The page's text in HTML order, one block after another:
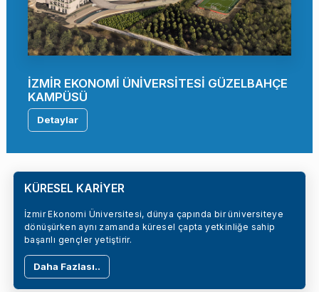
İZMİR EKONOMİ ÜNİVERSİTESİ GÜZELBAHÇE
KAMPÜSÜ
Detaylar
KÜRESEL KARİYER
İzmir Ekonomi Üniversitesi, dünya çapında bir üniversiteye
dönüşürken aynı zamanda küresel çapta yetkinliğe sahip
başarılı gençler yetiştirir.
Daha Fazlası..